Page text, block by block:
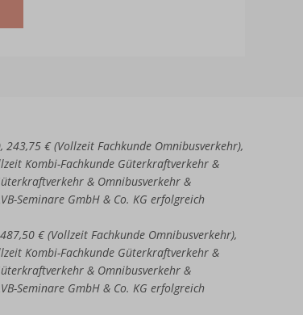
€ (Vollzeit Fachkunde Omnibusverkehr),
Kombi-Fachkunde Güterkraftverkehr &
& Omnibusverkehr &
Seminare GmbH & Co. KG erfolgreich
€ (Vollzeit Fachkunde Omnibusverkehr),
Kombi-Fachkunde Güterkraftverkehr &
& Omnibusverkehr &
Seminare GmbH & Co. KG erfolgreich